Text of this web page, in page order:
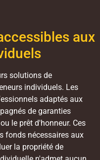
aux
solutions de
individuels. Les
adaptés aux
de garanties
le prêt d'honneur. Ces
fonds nécessaires aux
la propriété de